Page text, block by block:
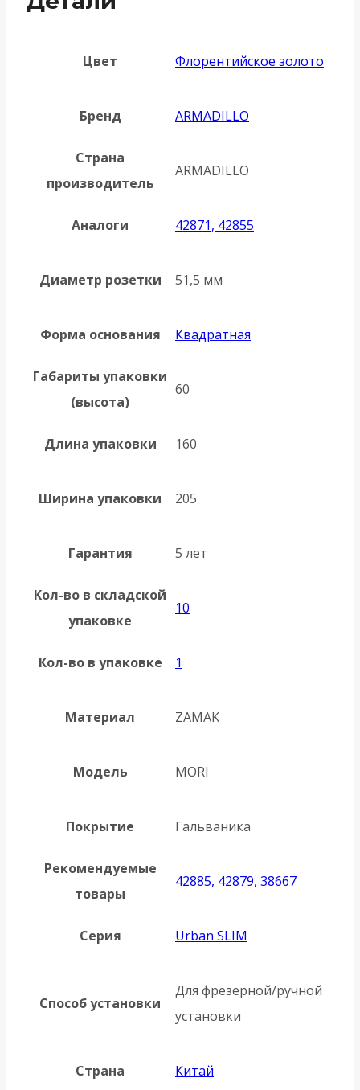
Цвет Флорентийское золото
Бренд ARMADILLO
Страна
производитель
ARMADILLO
Аналоги 42871, 42855
Диаметр розетки 51,5 мм
Форма основания Квадратная
Габариты упаковки
(высота)
60
Длина упаковки 160
Ширина упаковки 205
Гарантия 5 лет
Кол-во в складской
упаковке
10
Кол-во в упаковке 1
Материал ZAMAK
Модель MORI
Покрытие Гальваника
Рекомендуемые
товары
42885, 42879, 38667
Серия Urban SLIM
Способ установки
Для фрезерной/ручной
установки
Страна Китай